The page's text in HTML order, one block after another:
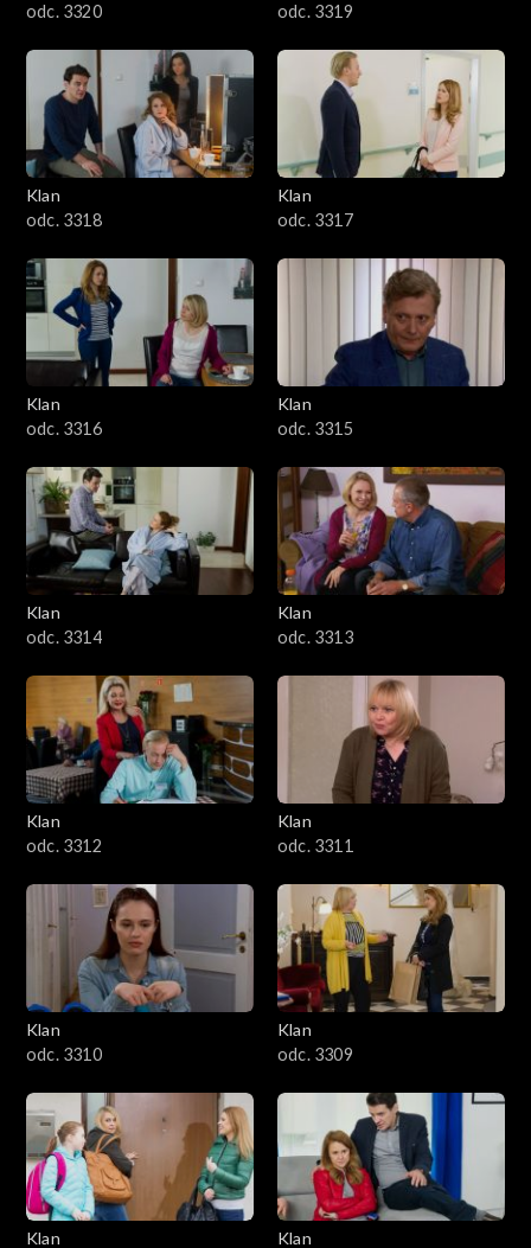
odc. 3320
odc. 3319
Klan
odc. 3318
Klan
odc. 3317
Klan
odc. 3316
Klan
odc. 3315
Klan
odc. 3314
Klan
odc. 3313
Klan
odc. 3312
Klan
odc. 3311
Klan
odc. 3310
Klan
odc. 3309
Klan
Klan